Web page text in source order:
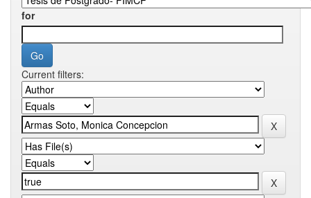
for
Current filters: